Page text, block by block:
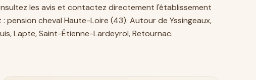
les avis et contactez directement l'établissement
: pension cheval Haute-Loire (43). Autour de Yssingeaux,
,Lapte,Saint-Étienne-Lardeyrol,Retournac.